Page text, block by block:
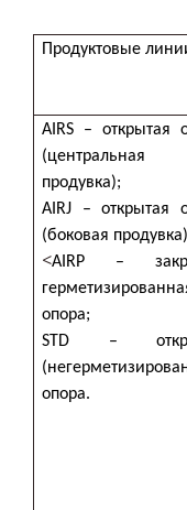
Продуктовые
AIRS – открытая
(центральная
продувка);
AIRJ – открытая
(боковая
<AIRP –
опора;
STD –
опора.